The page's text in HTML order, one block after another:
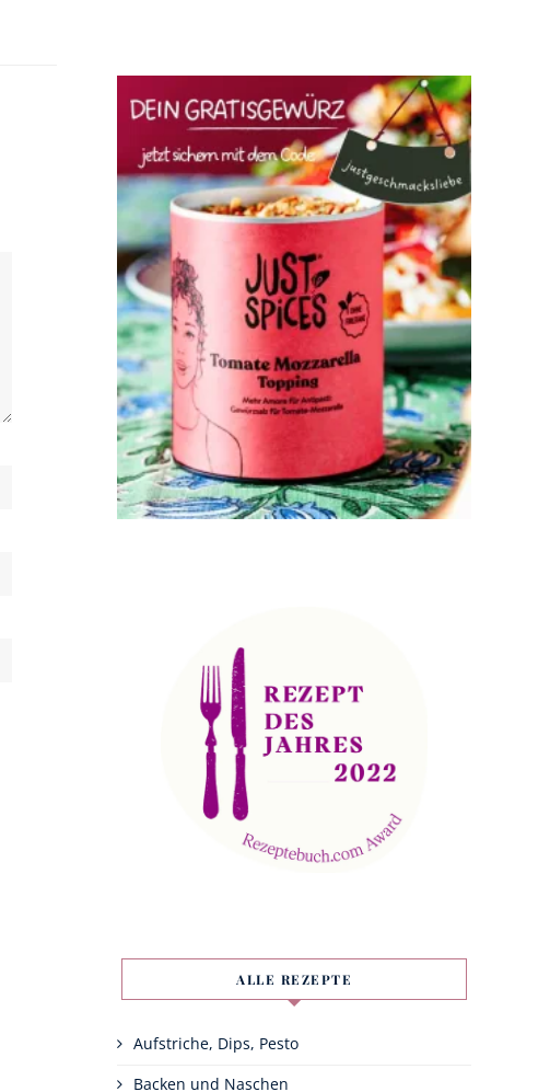
ALLE REZEPTE
Aufstriche, Dips, Pesto
Backen und Naschen